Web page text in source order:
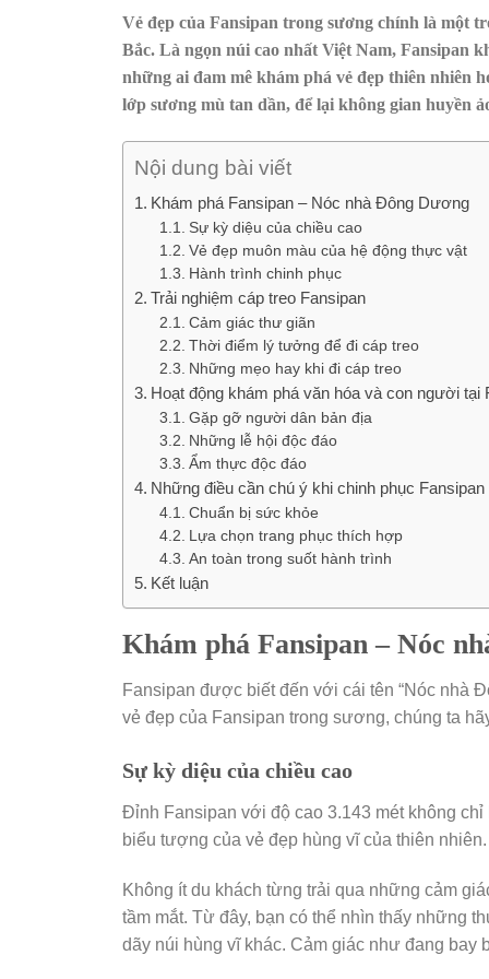
Vẻ đẹp của Fansipan trong sương chính là một
Bắc. Là ngọn núi cao nhất Việt Nam, Fansipan
những ai đam mê khám phá vẻ đẹp thiên nhiên
lớp sương mù tan dần, để lại không gian huyền
Nội dung bài viết
Khám phá Fansipan – Nóc nhà Đông Dương
Sự kỳ diệu của chiều cao
Vẻ đẹp muôn màu của hệ động thực vật
Hành trình chinh phục
Trải nghiệm cáp treo Fansipan
Cảm giác thư giãn
Thời điểm lý tưởng để đi cáp treo
Những mẹo hay khi đi cáp treo
Hoạt động khám phá văn hóa và con người tại
Gặp gỡ người dân bản địa
Những lễ hội độc đáo
Ẩm thực độc đáo
Những điều cần chú ý khi chinh phục Fansipan
Chuẩn bị sức khỏe
Lựa chọn trang phục thích hợp
An toàn trong suốt hành trình
Kết luận
Khám phá Fansipan – Nóc
Fansipan được biết đến với cái tên “Nóc nhà
vẻ đẹp của Fansipan trong sương, chúng ta
Sự kỳ diệu của chiều cao
Đỉnh Fansipan với độ cao 3.143 mét không
biểu tượng của vẻ đẹp hùng vĩ của thiên nhiên.
Không ít du khách từng trải qua những cảm
tầm mắt. Từ đây, bạn có thể nhìn thấy những
dãy núi hùng vĩ khác. Cảm giác như đang bay